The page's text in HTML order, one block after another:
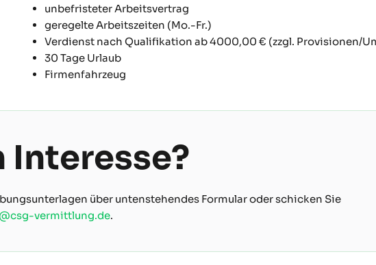
unbefristeter Arbeitsvertrag
geregelte Arbeitszeiten (Mo.-Fr.)
Verdienst nach Qualifikation ab 4000,00 € (zzgl. Provisionen/
30 Tage Urlaub
Firmenfahrzeug
Interesse?
über untenstehendes Formular oder schicken Sie
vermittlung.de.